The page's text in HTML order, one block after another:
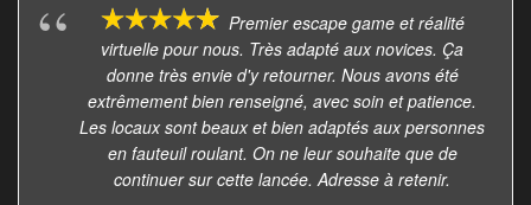
Premier escape game et réalité
virtuelle pour nous. Très adapté aux novices. Ça
donne très envie d'y retourner. Nous avons été
extrêmement bien renseigné, avec soin et patience.
Les locaux sont beaux et bien adaptés aux personnes
en fauteuil roulant. On ne leur souhaite que de
continuer sur cette lancée. Adresse à retenir.